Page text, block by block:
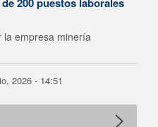
la empresa minería
2026 - 14:51